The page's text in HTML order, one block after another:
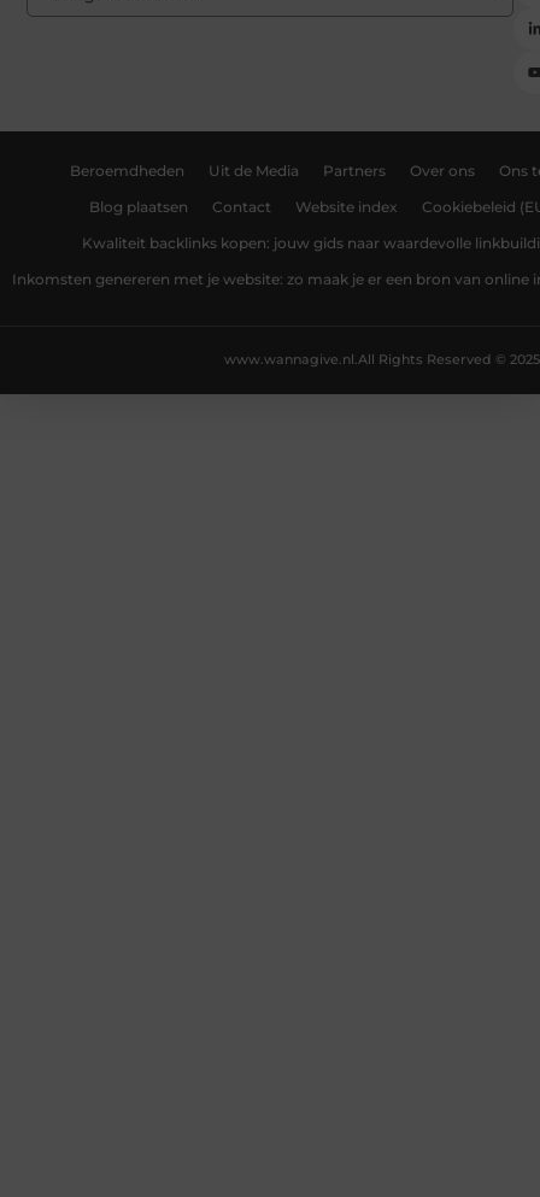
Beroemdheden Uit de Media Partners Over ons Ons
Blog plaatsen Contact Website index Cookiebeleid
Kwaliteit backlinks kopen: jouw gids naar waardevolle
Inkomsten genereren met je website: zo maak je er een bron van online
All Rights Reserved © 2025
www.wannagive.nl.